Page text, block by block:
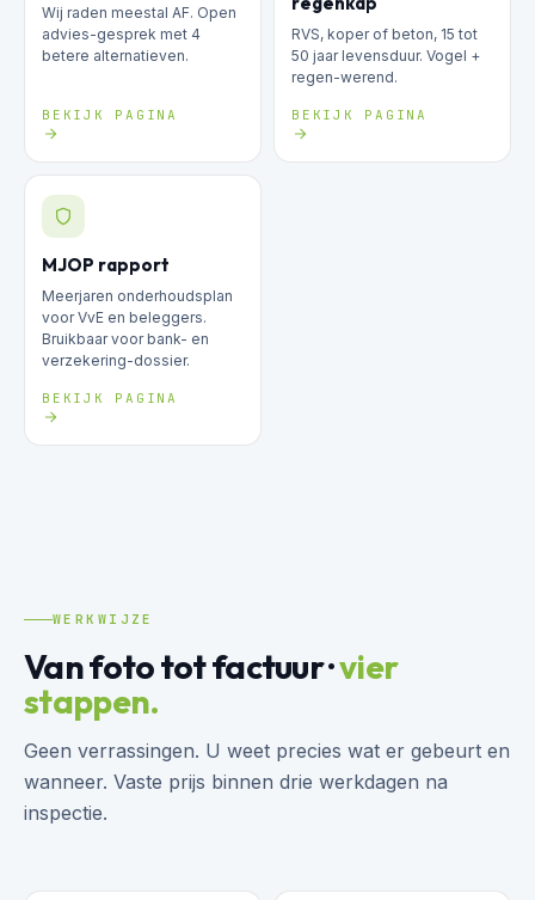
Wij raden meestal AF. Open
advies-gesprek met 4
betere alternatieven.
BEKIJK PAGINA
RVS, koper of beton, 15 tot
50 jaar levensduur. Vogel +
regen-werend.
BEKIJK PAGINA
MJOP rapport
Meerjaren onderhoudsplan
voor VvE en beleggers.
Bruikbaar voor bank- en
verzekering-dossier.
BEKIJK PAGINA
WERKWIJZE
Van foto tot factuur ·vier
stappen.
Geen verrassingen. U weet precies wat er gebeurt en
wanneer. Vaste prijs binnen drie werkdagen na
inspectie.